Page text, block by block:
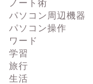
ノート術
パソコン周辺機器
パソコン操作
ワード
学習
旅行
生活